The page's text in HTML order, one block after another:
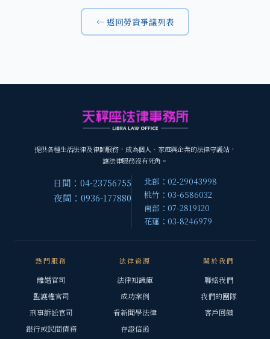
← 返回勞資爭議列表
提供各種生活法律及律師服務，成為個人、家庭與企業的法律守護站，
讓法律服務沒有死角。
日間：04-23756755
夜間：0936-177880
北部：02-29043998
桃竹：03-6586032
南部：07-2819120
花蓮：03-8246979
熱門服務
離婚官司
監護權官司
刑事訴訟官司
銀行或民間債務
法律資源
法律知識庫
成功案例
看新聞學法律
存證信函
關於我們
聯絡我們
我們的團隊
客戶回饋